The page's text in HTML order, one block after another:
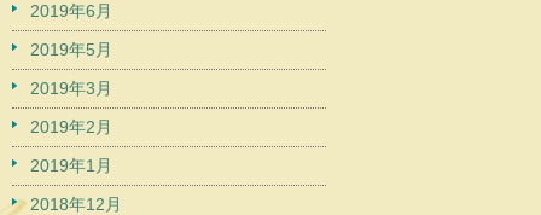
2019年6月
2019年5月
2019年3月
2019年2月
2019年1月
2018年12月